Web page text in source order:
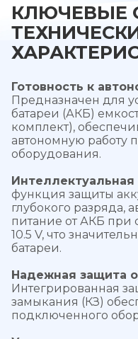
КЛЮЧЕВЫЕ
Готовность к
Предназначен для
батареи (АКБ)
комплект),
автономную работу
оборудования.
функция защиты
глубокого разряда,
питание от АКБ
10.5 V, что
батареи.
Надежная защита
Интегрированная
замыкания (КЗ)
подключенного